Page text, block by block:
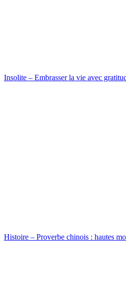
Insolite – Embrasser la vie avec
Histoire – Proverbe chinois : hautes